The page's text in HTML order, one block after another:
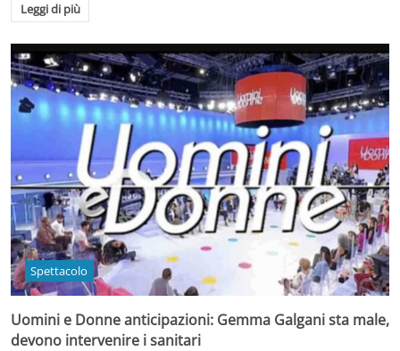
Leggi di più
Spettacolo
Uomini e Donne anticipazioni: Gemma Galgani sta male,
devono intervenire i sanitari